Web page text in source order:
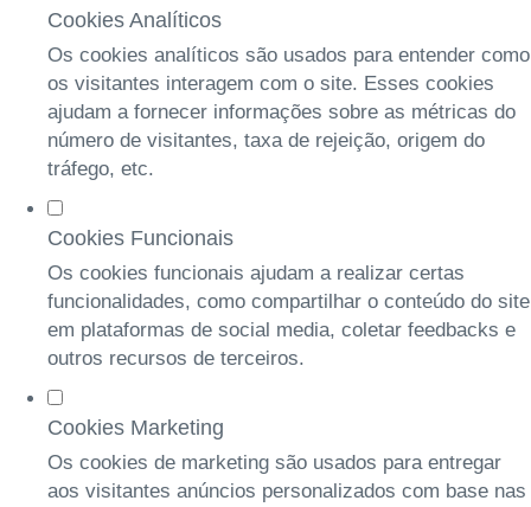
Cookies Analíticos
Os cookies analíticos são usados para entender como
os visitantes interagem com o site. Esses cookies
ajudam a fornecer informações sobre as métricas do
número de visitantes, taxa de rejeição, origem do
tráfego, etc.
Cookies Funcionais
Os cookies funcionais ajudam a realizar certas
funcionalidades, como compartilhar o conteúdo do site
em plataformas de social media, coletar feedbacks e
outros recursos de terceiros.
Cookies Marketing
Os cookies de marketing são usados para entregar
aos visitantes anúncios personalizados com base nas